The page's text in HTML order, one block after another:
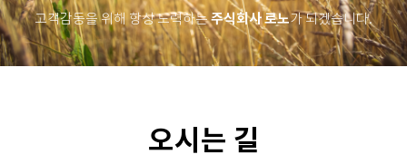
고객감동을 위해 항상 노력하는주식회사 로노가 되겠습니다.
오시는 길